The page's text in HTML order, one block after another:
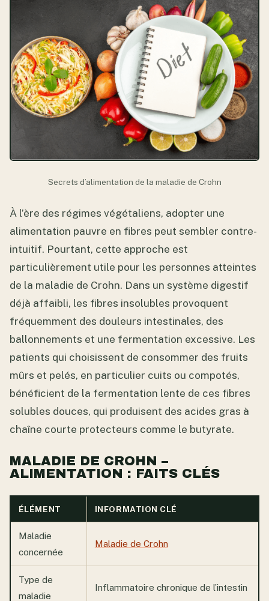
Secrets d’alimentation de la maladie de Crohn
À l’ère des régimes végétaliens, adopter une
alimentation pauvre en fibres peut sembler contre-
intuitif. Pourtant, cette approche est
particulièrement utile pour les personnes atteintes
de la maladie de Crohn. Dans un système digestif
déjà affaibli, les fibres insolubles provoquent
fréquemment des douleurs intestinales, des
ballonnements et une fermentation excessive. Les
patients qui choisissent de consommer des fruits
mûrs et pelés, en particulier cuits ou compotés,
bénéficient de la fermentation lente de ces fibres
solubles douces, qui produisent des acides gras à
chaîne courte protecteurs comme le butyrate.
MALADIE DE CROHN –
ALIMENTATION : FAITS CLÉS
ÉLÉMENT INFORMATION CLÉ
Maladie
concernée
Maladie de Crohn
Type de
maladie
Inflammatoire chronique de l’intestin